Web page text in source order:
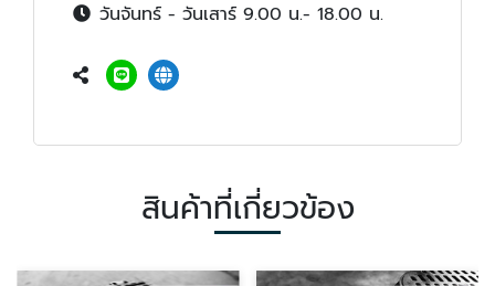
วันจันทร์ - วันเสาร์ 9.00 น.- 18.00 น.
สินค้าที่เกี่ยวข้อง